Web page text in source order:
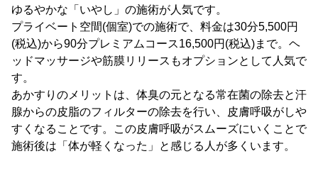
ゆるやかな「いやし」の施術が人気です。
プライベート空間(個室)での施術で、料金は30分5,500円
(税込)から90分プレミアムコース16,500円(税込)まで。ヘ
ッドマッサージや筋膜リリースもオプションとして人気で
す。
あかすりのメリットは、体臭の元となる常在菌の除去と汗
腺からの皮脂のフィルターの除去を行い、皮膚呼吸がしや
すくなることです。この皮膚呼吸がスムーズにいくことで
施術後は「体が軽くなった」と感じる人が多くいます。